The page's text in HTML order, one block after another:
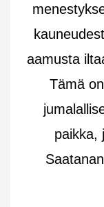
aamusta
Tämä
paikka,